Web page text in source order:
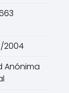
2004
Anónima